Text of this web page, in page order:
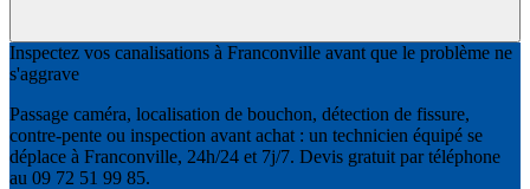
Inspectez vos canalisations à Franconville avant que le problème ne
s'aggrave
Passage caméra, localisation de bouchon, détection de fissure,
contre-pente ou inspection avant achat : un technicien équipé se
déplace à Franconville, 24h/24 et 7j/7. Devis gratuit par téléphone
au 09 72 51 99 85.